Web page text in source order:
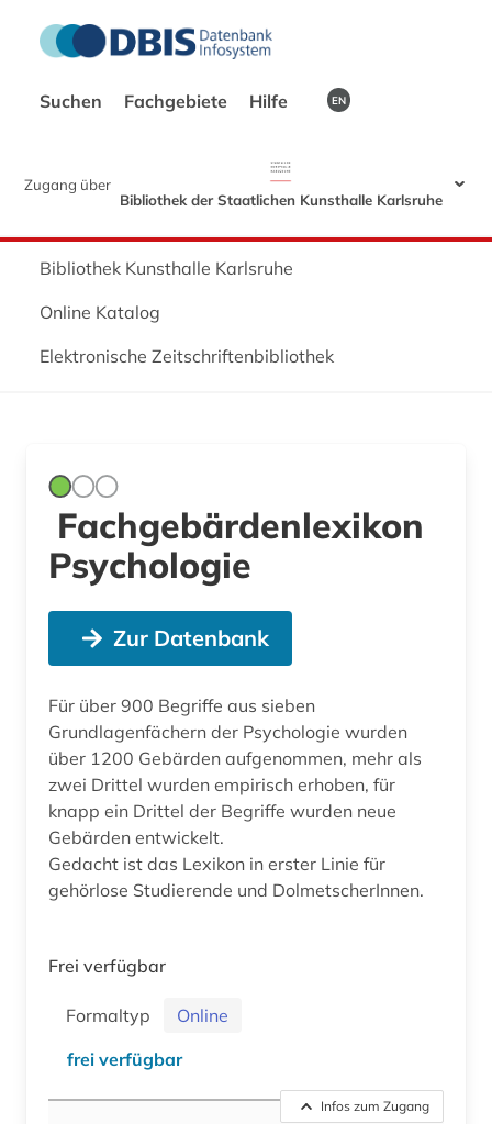
Suchen Fachgebiete Hilfe EN
Zugang über
Bibliothek der Staatlichen Kunsthalle Karlsruhe
Bibliothek Kunsthalle Karlsruhe
Online Katalog
Elektronische Zeitschriftenbibliothek
Fachgebärdenlexikon
Psychologie
Zur Datenbank
Für über 900 Begriffe aus sieben
Grundlagenfächern der Psychologie wurden
über 1200 Gebärden aufgenommen, mehr als
zwei Drittel wurden empirisch erhoben, für
knapp ein Drittel der Begriffe wurden neue
Gebärden entwickelt.
Gedacht ist das Lexikon in erster Linie für
gehörlose Studierende und DolmetscherInnen.
Frei verfügbar
Formaltyp
Online
frei verfügbar
Infos zum Zugang